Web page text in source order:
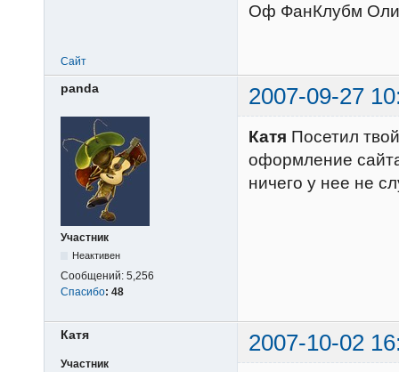
Оф ФанКлубм
Сайт
panda 2007-09-27
Участник
Неактивен
Сообщений: 5,256
Спасибо: 48
Катя Посетил
оформление
ничего у нее не
Катя 2007-10-02
Участник